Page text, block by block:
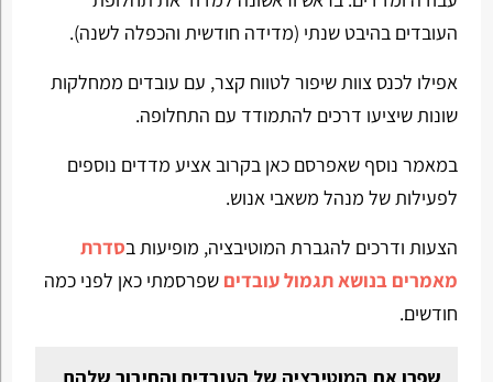
העובדים בהיבט שנתי (מדידה חודשית והכפלה לשנה).
אפילו לכנס צוות שיפור לטווח קצר, עם עובדים ממחלקות
שונות שיציעו דרכים להתמודד עם התחלופה.
במאמר נוסף שאפרסם כאן בקרוב אציע מדדים נוספים
לפעילות של מנהל משאבי אנוש.
הצעות ודרכים להגברת המוטיבציה, מופיעות בסדרת
מאמרים בנושא תגמול עובדים שפרסמתי כאן לפני כמה
חודשים.